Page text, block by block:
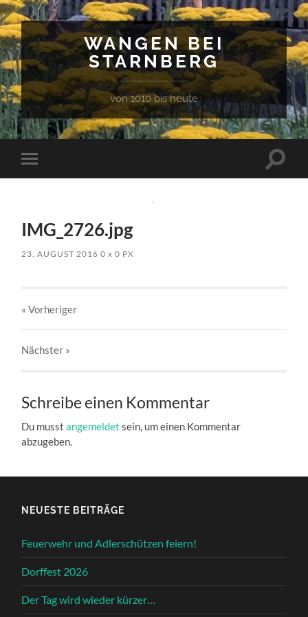
WANGEN BEI
STARNBERG
von 1010 bis heute
Mobile-
Menü
IMG_2726.jpg
23. AUGUST 2016 0x 0 PX
« Vorheriger
Nächster »
Schreibe einen Kommentar
Du musstangemeldet sein, um einen Kommentar
abzugeben.
NEUESTE BEITRÄGE
Feuerwehr und Adlerschützen feiern!
Dorffest 2026
Der Tag wird wieder kürzer…